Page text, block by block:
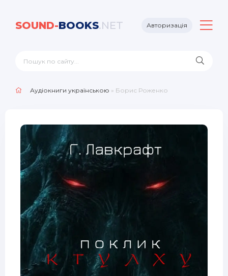
SOUND-BOOKS.NET Авторизація
Аудіокниги українською » Борис Роженко